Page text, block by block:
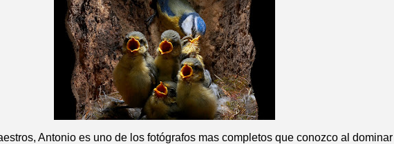
Antonio es uno de los fotógrafos mas completos que conozco al dominar